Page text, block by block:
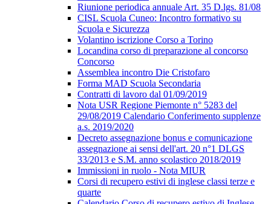
Riunione periodica annuale Art. 35 D.lgs. 81/08
CISL Scuola Cuneo: Incontro formativo su
Scuola e Sicurezza
Volantino iscrizione Corso a Torino
Locandina corso di preparazione al concorso
Concorso
Assemblea incontro Die Cristofaro
Forma MAD Scuola Secondaria
Contratti di lavoro dal 01/09/2019
Nota USR Regione Piemonte n° 5283 del
29/08/2019 Calendario Conferimento supplenze
a.s. 2019/2020
Decreto assegnazione bonus e comunicazione
assegnazione ai sensi dell'art. 20 n°1 DLGS
33/2013 e S.M. anno scolastico 2018/2019
Immissioni in ruolo - Nota MIUR
Corsi di recupero estivi di inglese classi terze e
quarte